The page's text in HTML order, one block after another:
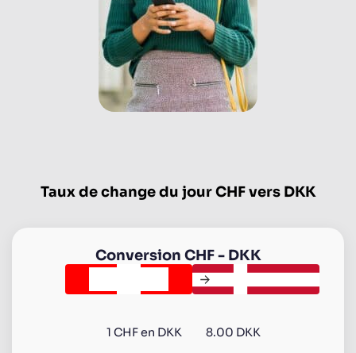
Taux de change du jour CHF vers DKK
Conversion CHF- DKK
1 CHFen DKK
8.00 DKK